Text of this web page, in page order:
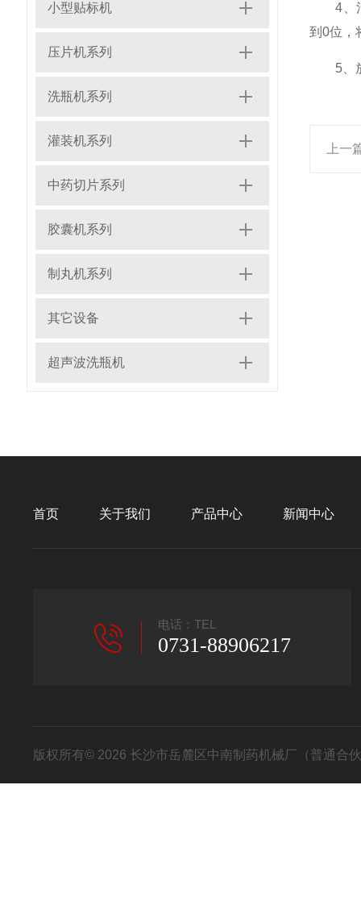
小型贴标机
压片机系列
洗瓶机系列
灌装机系列
中药切片系列
胶囊机系列
制丸机系列
其它设备
超声波洗瓶机
4、混
到0位，
5、放
上一
首页 关于我们 产品中心 新闻中心
电话：TEL
0731-88906217
版权所有© 2026 长沙市岳麓区中南制药机械厂（普通